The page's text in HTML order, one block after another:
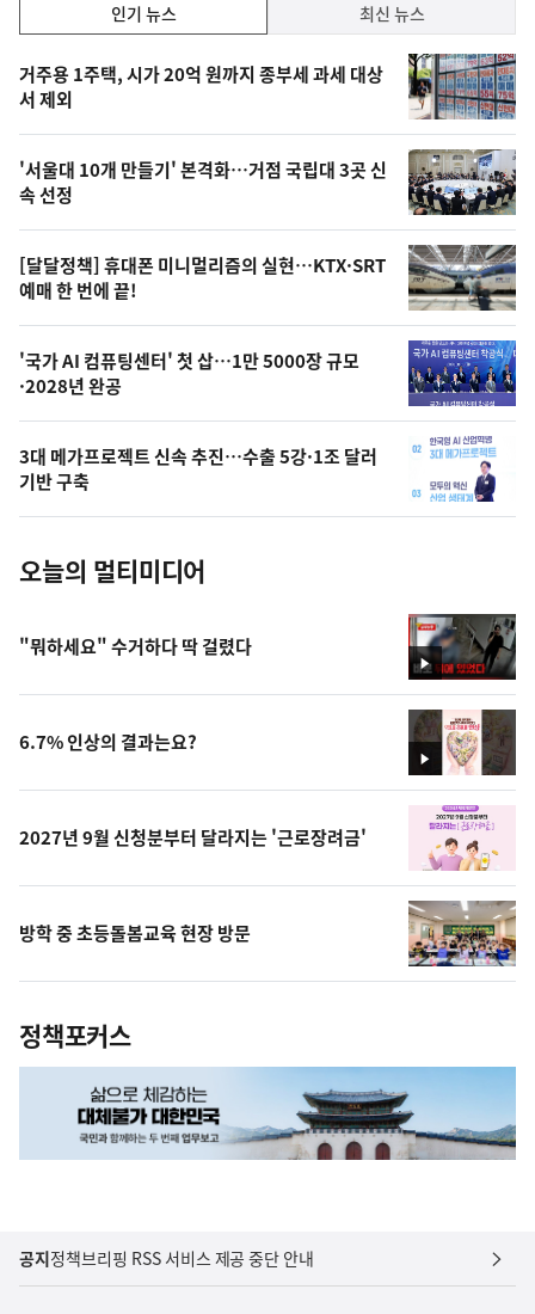
기,
최
신,
오
늘
의
영
상
오
늘
의
사
진
인기 뉴스 최신 뉴스
기
뉴
스
거주용 1주택, 시가 20억 원까지 종부세 과세 대상
서 제외
'서울대 10개 만들기' 본격화…거점 국립대 3곳 신
속 선정
[달달정책] 휴대폰 미니멀리즘의 실현…KTX·SRT
예매 한 번에 끝!
'국가 AI 컴퓨팅센터' 첫 삽…1만 5000장 규모
·2028년 완공
3대 메가프로젝트 신속 추진…수출 5강·1조 달러
기반 구축
오늘의 멀티미디어
영
상
"뭐하세요" 수거하다 딱 걸렸다
영
상
6.7% 인상의 결과는요?
2027년 9월 신청분부터 달라지는 '근로장려금'
방학 중 초등돌봄교육 현장 방문
정책포커스
공지정책브리핑 RSS 서비스 제공 중단 안내